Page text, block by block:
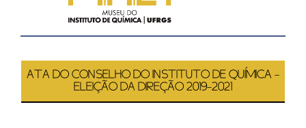
ATA DO CONSELHO DO INSTITUTO DE QUÍMICA -
ELEIÇÃO DA DIREÇÃO 2019-2021